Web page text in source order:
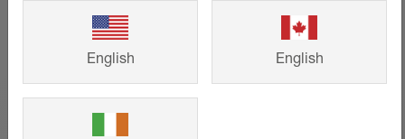
Referenze
Dall'abitazione familiare ai progetti di
English English